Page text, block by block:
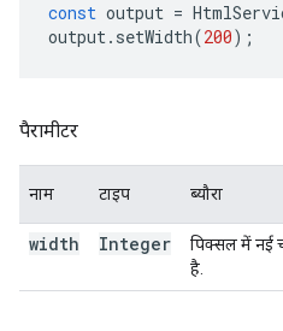
const output =
output. setWidth(200);
पैरामीटर
नाम टाइप ब्यौरा
width Integer पिक्सल में नई
है.